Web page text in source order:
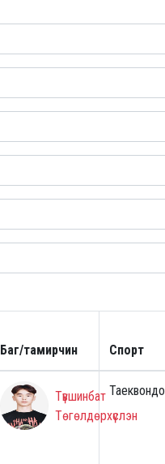
Баг/тамирчин Спорт
Түвшинбат
Төгөлдөрхүслэн
Таеквондо